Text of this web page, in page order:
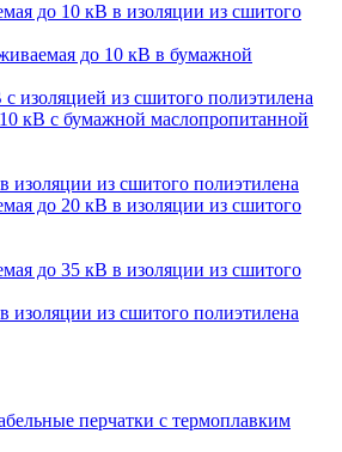
до 10 кВ в изоляции из сшитого
до 10 кВ в бумажной
изоляцией из сшитого полиэтилена
кВ с бумажной маслопропитанной
изоляции из сшитого полиэтилена
до 20 кВ в изоляции из сшитого
до 35 кВ в изоляции из сшитого
изоляции из сшитого полиэтилена
перчатки с термоплавким